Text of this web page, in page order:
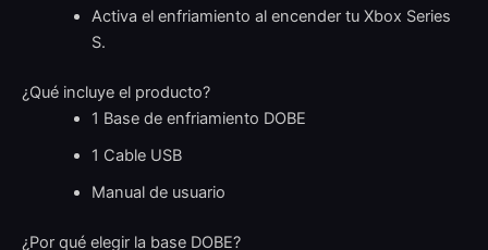
Activa el enfriamiento al encender tu Xbox Series
S.
¿Qué incluye el producto?
1 Base de enfriamiento DOBE
1 Cable USB
Manual de usuario
¿Por qué elegir la base DOBE?